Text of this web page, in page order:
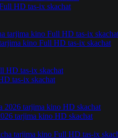
HD tas-ix skachat
kino Full HD tas-ix skachat
tas-ix skachat
tarjima kino HD skachat